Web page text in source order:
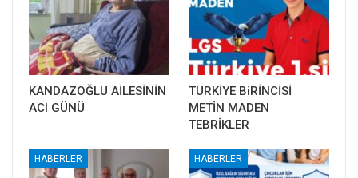
KANDAZOĞLU AİLESİNİN
ACI GÜNÜ
TÜRKİYE BiRİNCİSİ
METİN MADEN
TEBRİKLER
HABERLER HABERLER